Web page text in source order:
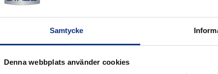
Samtycke
Denna webbplats använder cookies